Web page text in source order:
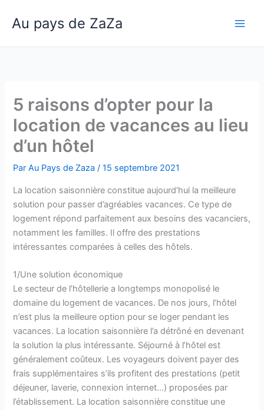
Au pays de ZaZa
5 raisons d’opter pour la
location de vacances au lieu
d’un hôtel
ParAu Pays de Zaza/15 septembre 2021
La location saisonnière constitue aujourd’hui la meilleure
solution pour passer d’agréables vacances. Ce type de
logement répond parfaitement aux besoins des vacanciers,
notamment les familles. Il offre des prestations
intéressantes comparées à celles des hôtels.
1/Une solution économique
Le secteur de l’hôtellerie a longtemps monopolisé le
domaine du logement de vacances. De nos jours, l’hôtel
n’est plus la meilleure option pour se loger pendant les
vacances. La location saisonnière l’a détrôné en devenant
la solution la plus intéressante. Séjourné à l’hôtel est
généralement coûteux. Les voyageurs doivent payer des
frais supplémentaires s’ils profitent des prestations (petit
déjeuner, laverie, connexion internet…) proposées par
l’établissement. La location saisonnière constitue une